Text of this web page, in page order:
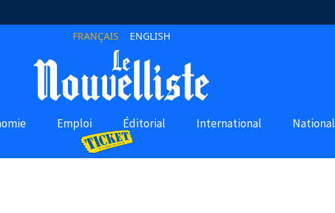
FRANÇAIS ENGLISH
Emploi Éditorial International National